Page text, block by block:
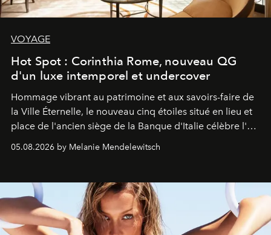
VOYAGE
Hot Spot : Corinthia Rome, nouveau QG
d'un luxe intemporel et undercover
Hommage vibrant au patrimoine et aux savoirs-faire de
la Ville Éternelle, le nouveau cinq étoiles situé en lieu et
place de l'ancien siège de la Banque d'Italie célèbre l'art
de vivre Romain dans toute son élégance intemporelle.
05.08.2026 by Melanie Mendelewitsch